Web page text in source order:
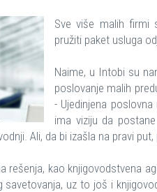
Sve više malih firmi
pružiti paket usluga
Naime, u Intobi su
poslovanje malih
- Ujedinjena
ima viziju da
Ali, da bi izašla na pravi
rešenja, kao knjigovodstvena
uz to još i